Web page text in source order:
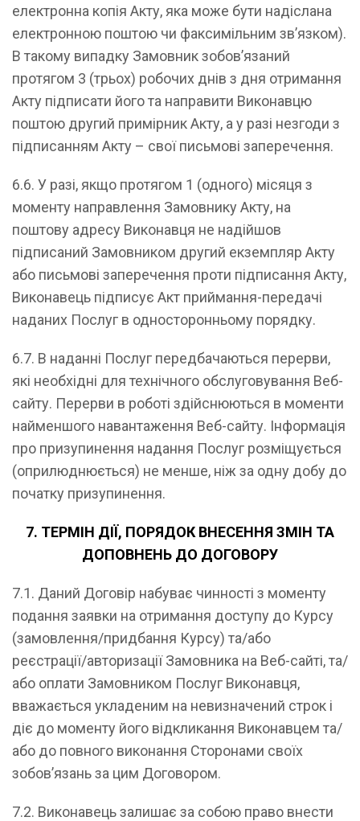
електронна копія Акту, яка може бути надіслана
електронною поштою чи факсимільним зв’язком).
В такому випадку Замовник зобов’язаний
протягом 3 (трьох) робочих днів з дня отримання
Акту підписати його та направити Виконавцю
поштою другий примірник Акту, а у разі незгоди з
підписанням Акту – свої письмові заперечення.
6.6. У разі, якщо протягом 1 (одного) місяця з
моменту направлення Замовнику Акту, на
поштову адресу Виконавця не надійшов
підписаний Замовником другий екземпляр Акту
або письмові заперечення проти підписання Акту,
Виконавець підписує Акт приймання-передачі
наданих Послуг в односторонньому порядку.
6.7. В наданні Послуг передбачаються перерви,
які необхідні для технічного обслуговування Веб-
сайту. Перерви в роботі здійснюються в моменти
найменшого навантаження Веб-сайту. Інформація
про призупинення надання Послуг розміщується
(оприлюднюється) не менше, ніж за одну добу до
початку призупинення.
7. ТЕРМІН ДІЇ, ПОРЯДОК ВНЕСЕННЯ ЗМІН ТА
ДОПОВНЕНЬ ДО ДОГОВОРУ
7.1. Даний Договір набуває чинності з моменту
подання заявки на отримання доступу до Курсу
(замовлення/придбання Курсу) та/або
реєстрації/авторизації Замовника на Веб-сайті, та/
або оплати Замовником Послуг Виконавця,
вважається укладеним на невизначений строк і
діє до моменту його відкликання Виконавцем та/
або до повного виконання Сторонами своїх
зобов’язань за цим Договором.
7.2. Виконавець залишає за собою право внести